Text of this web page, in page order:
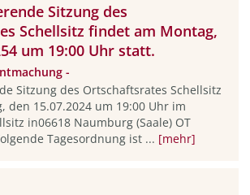
Sitzung des
Schellsitz findet am Montag,
um 19:00 Uhr statt.
-
Sitzung des Ortschaftsrates Schellsitz
den 15.07.2024 um 19:00 Uhr im
in06618 Naumburg (Saale) OT
Tagesordnung ist ... [mehr]